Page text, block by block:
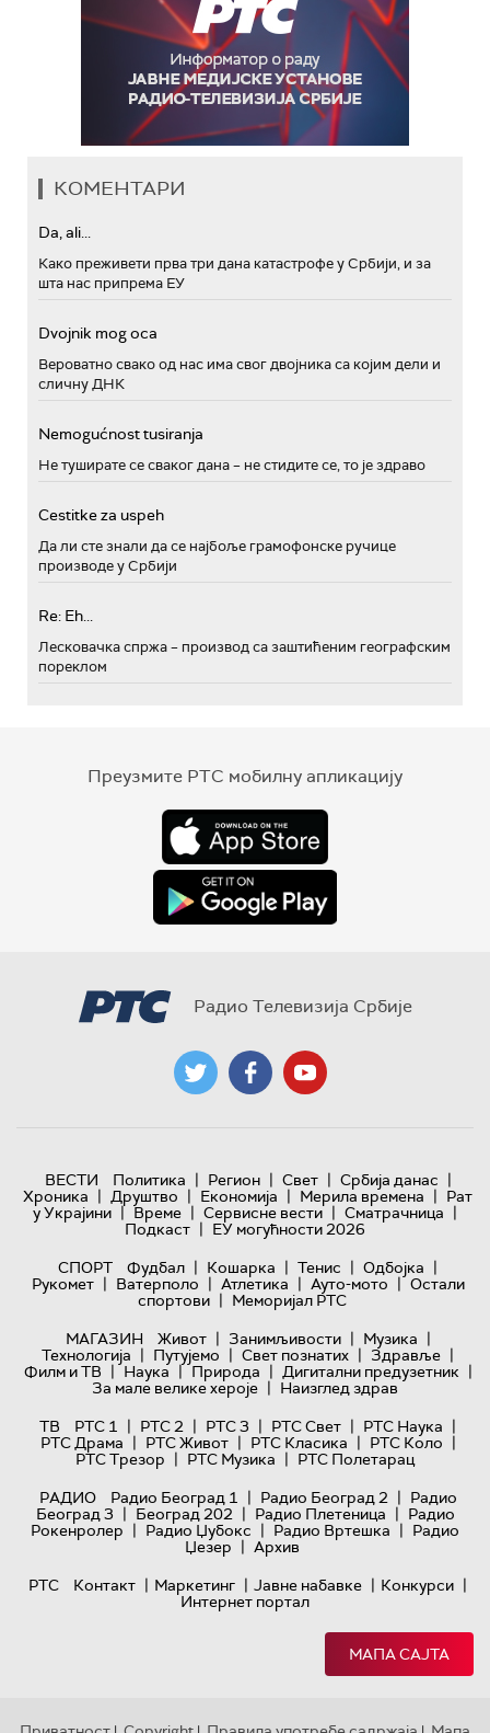
КОМЕНТАРИ
Da, ali...
Како преживети прва три дана катастрофе у Србији, и за
шта нас припрема ЕУ
Dvojnik mog oca
Вероватно свако од нас има свог двојника са којим дели и
сличну ДНК
Nemogućnost tusiranja
Не туширате се сваког дана – не стидите се, то је здраво
Cestitke za uspeh
Да ли сте знали да се најбоље грамофонске ручице
производе у Србији
Re: Eh...
Лесковачка спржа – производ са заштићеним географским
пореклом
Преузмите РТС мобилну апликацију
Радио Телевизија Србије
ВЕСТИ Политика | Регион | Свет | Србија данас |
Хроника | Друштво | Економија | Мерила времена | Рат
у Украјини | Време | Сервисне вести | Сматрачница |
Подкаст | ЕУ могућности 2026
СПОРТ
Фудбал | Кошарка | Тенис | Одбојка |
Рукомет | Ватерполо | Атлетика | Ауто-мото | Остали
спортови | Меморијал РТС
МАГАЗИН
Живот | Занимљивости | Музика |
Технологијa | Путујемо | Свет познатих | Здравље |
Филм и ТВ | Наука | Природа | Дигитални предузетник |
За мале велике хероје | Наизглед здрав
ТВ
РТС 1 | РТС 2 | РТС 3 | РТС Свет | РТС Наука |
РТС Драма | РТС Живот | РТС Класика | РТС Коло |
РТС Трезор | РТС Музика | РТС Полетарац
РАДИО
Радио Београд 1 | Радио Београд 2 | Радио
Београд 3 | Београд 202 | Радио Плетеница | Радио
Рокенролер | Радио Џубокс | Радио Вртешка | Радио
Џезер | Архив
РТС
Контакт | Маркетинг | Јавне набавке | Конкурси |
Интернет портал
МАПА САЈТА